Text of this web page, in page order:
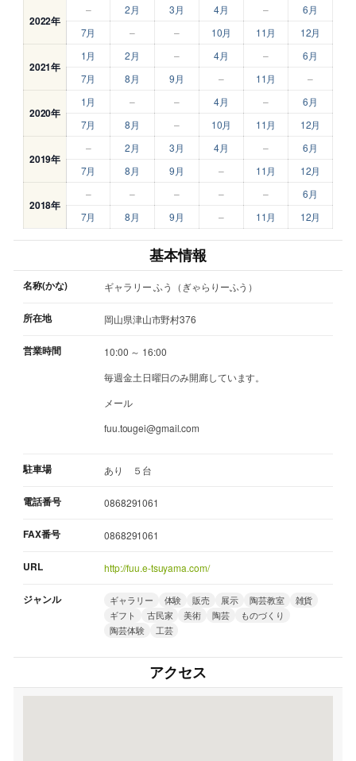
2022年
– 2月 3月 4月 –
6月
7月
– – 10月 11月 12月
2021年
1月 2月 – 4月 –
6月
7月
8月 9月 – 11月 –
2020年
1月 – – 4月 –
6月
7月
8月 – 10月 11月 12月
2019年
– 2月 3月 4月 –
6月
7月
8月 9月 – 11月 12月
2018年
– – – – –
6月
7月
8月 9月 – 11月 12月
基本情報
名称(かな) ギャラリー ふう（ぎゃらりーふう）
所在地 岡山県津山市野村376
営業時間
10:00 ～ 16:00
毎週金土日曜日のみ開廊しています。
メール
fuu.tougei@gmail.com
駐車場 あり ５台
電話番号 0868291061
FAX番号 0868291061
URL http://fuu.e-tsuyama.com/
ジャンル ギャラリー 体験 販売 展示 陶芸教室
雑貨
ギフト
古民家 美術 陶芸
ものづくり
陶芸体験
工芸
アクセス